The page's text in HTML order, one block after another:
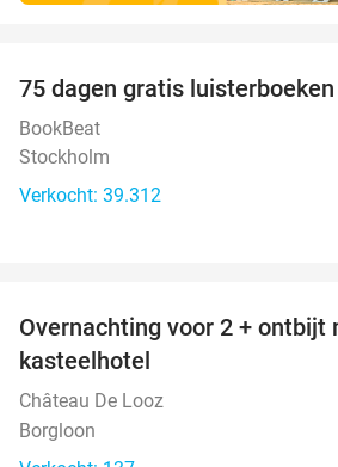
75 dagen gratis
BookBeat
Stockholm
Verkocht: 39.312
Overnachting voor 2 + ontbijt
kasteelhotel
Château De Looz
Borgloon